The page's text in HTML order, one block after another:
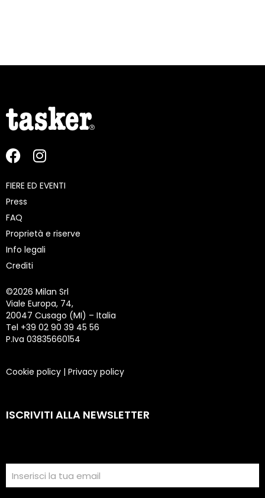
FIERE ED EVENTI
Press
FAQ
Proprietà e riserve
Info legali
Crediti
©2026 Milan Srl
Viale Europa, 74,
20047 Cusago (MI) – Italia
Tel +39 02 90 39 45 56
P.Iva 03835660154
Cookie policy | Privacy policy
ISCRIVITI ALLA NEWSLETTER